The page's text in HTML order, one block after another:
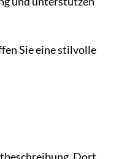
Sie eine stilvolle